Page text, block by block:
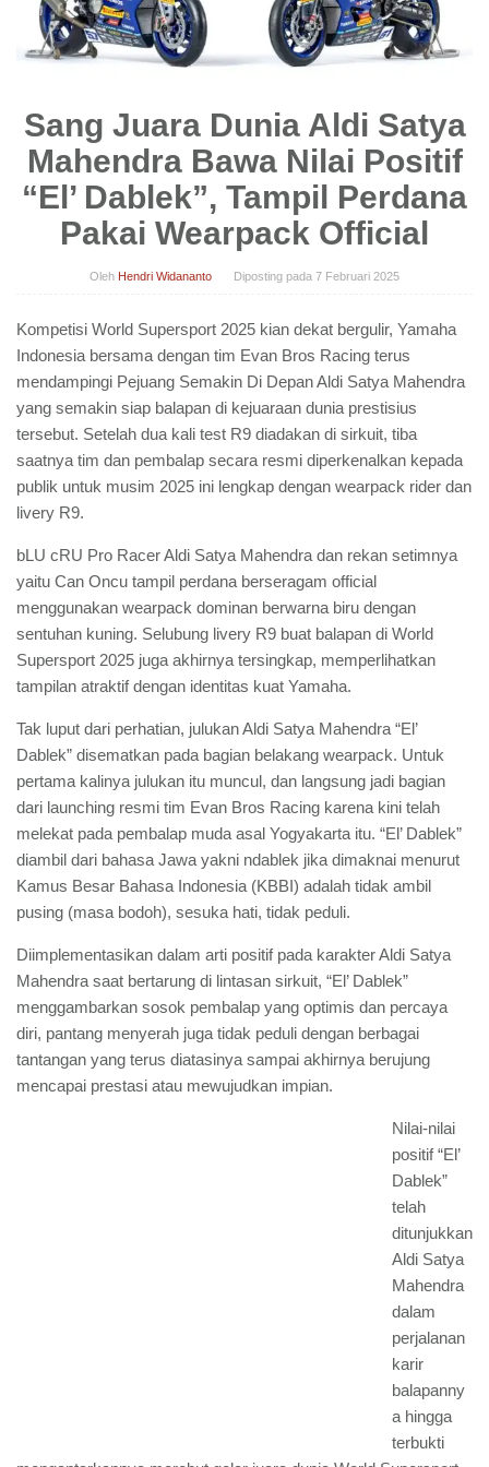
Sang Juara Dunia Aldi Satya
Mahendra Bawa Nilai Positif
“El’ Dablek”, Tampil Perdana
Pakai Wearpack Official
Oleh Hendri Widananto Diposting pada 7 Februari 2025
Kompetisi World Supersport 2025 kian dekat bergulir, Yamaha
Indonesia bersama dengan tim Evan Bros Racing terus
mendampingi Pejuang Semakin Di Depan Aldi Satya Mahendra
yang semakin siap balapan di kejuaraan dunia prestisius
tersebut. Setelah dua kali test R9 diadakan di sirkuit, tiba
saatnya tim dan pembalap secara resmi diperkenalkan kepada
publik untuk musim 2025 ini lengkap dengan wearpack rider dan
livery R9.
bLU cRU Pro Racer Aldi Satya Mahendra dan rekan setimnya
yaitu Can Oncu tampil perdana berseragam official
menggunakan wearpack dominan berwarna biru dengan
sentuhan kuning. Selubung livery R9 buat balapan di World
Supersport 2025 juga akhirnya tersingkap, memperlihatkan
tampilan atraktif dengan identitas kuat Yamaha.
Tak luput dari perhatian, julukan Aldi Satya Mahendra “El’
Dablek” disematkan pada bagian belakang wearpack. Untuk
pertama kalinya julukan itu muncul, dan langsung jadi bagian
dari launching resmi tim Evan Bros Racing karena kini telah
melekat pada pembalap muda asal Yogyakarta itu. “El’ Dablek”
diambil dari bahasa Jawa yakni ndablek jika dimaknai menurut
Kamus Besar Bahasa Indonesia (KBBI) adalah tidak ambil
pusing (masa bodoh), sesuka hati, tidak peduli.
Diimplementasikan dalam arti positif pada karakter Aldi Satya
Mahendra saat bertarung di lintasan sirkuit, “El’ Dablek”
menggambarkan sosok pembalap yang optimis dan percaya
diri, pantang menyerah juga tidak peduli dengan berbagai
tantangan yang terus diatasinya sampai akhirnya berujung
mencapai prestasi atau mewujudkan impian.
Nilai-nilai
positif “El’
Dablek”
telah
ditunjukkan
Aldi Satya
Mahendra
dalam
perjalanan
karir
balapanny
a hingga
terbukti